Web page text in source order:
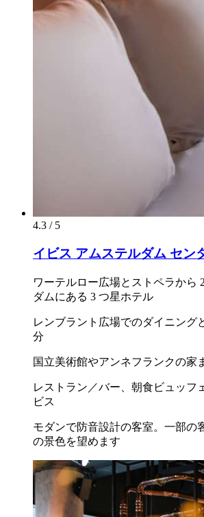
4.3 / 5
イビス アムステルダム セン
ワーテルロー広場とストペラから
ダムにある 3 つ星ホテル
レンブラント広場でのダイニング
分
国立美術館やアンネフランクの家
レストラン／バー、朝食ビュッフ
ビス
モダンで防音設計の客室。一部の
の景色を望めます